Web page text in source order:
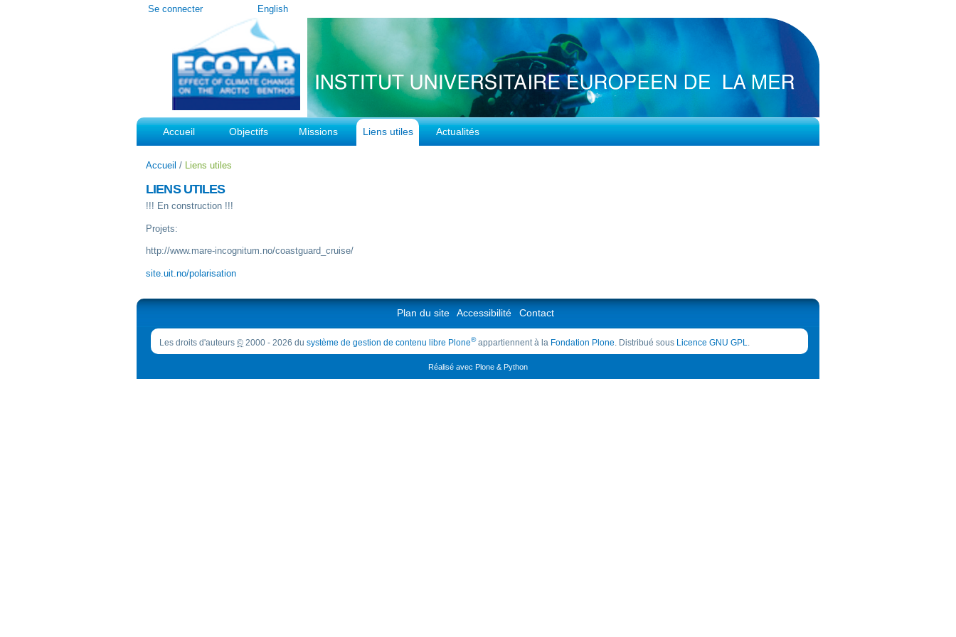
Outils
Se connecter English
Accueil Objectifs Missions Liens utiles Actualités
Accueil / Liens utiles
LIENS UTILES
!!! En construction !!!
Projets:
http://www.mare-incognitum.no/coastguard_cruise/
site.uit.no/polarisation
Plan du site Accessibilité Contact
Les droits d'auteurs © 2000 - 2026 du système de gestion de contenu libre Plone®appartiennent à la Fondation Plone. Distribué sous Licence GNU GPL.
Réalisé avec Plone & Python